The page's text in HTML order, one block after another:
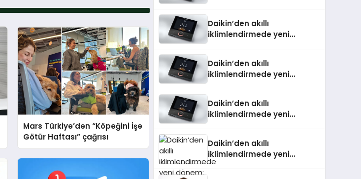
Mars Türkiye’den “Köpeğini İşe
Götür Haftası” çağrısı
Daikin’den akıllı
iklimlendirmede yeni
Daikin’den akıllı
iklimlendirmede yeni
Daikin’den akıllı
iklimlendirmede yeni
Daikin’den akıllı
iklimlendirmede yeni
dönem: Madoka Plus